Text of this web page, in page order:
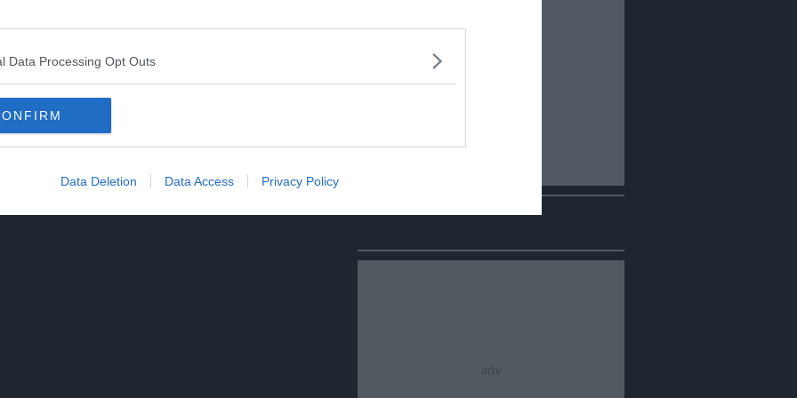
Data Processing Opt Outs
Data Deletion Data Access Privacy Policy